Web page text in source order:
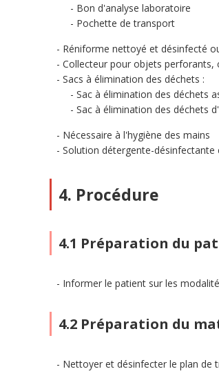
Bon d'analyse laboratoire
Pochette de transport
Réniforme nettoyé et désinfecté
Collecteur pour objets perforants,
Sacs à élimination des déchets :
Sac à élimination des déchets
Sac à élimination des déchets
Nécessaire à l'hygiène des mains
Solution détergente-désinfectante
4. Procédure
4.1 Préparation du
Informer le patient sur les
4.2 Préparation du
Nettoyer et désinfecter le plan de